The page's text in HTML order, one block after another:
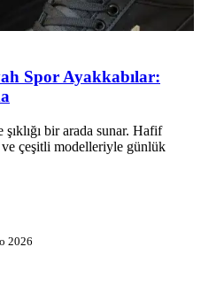
Spor Ayakkabılar:
bir arada sunar. Hafif
ve çeşitli modelleriyle günlük
2026